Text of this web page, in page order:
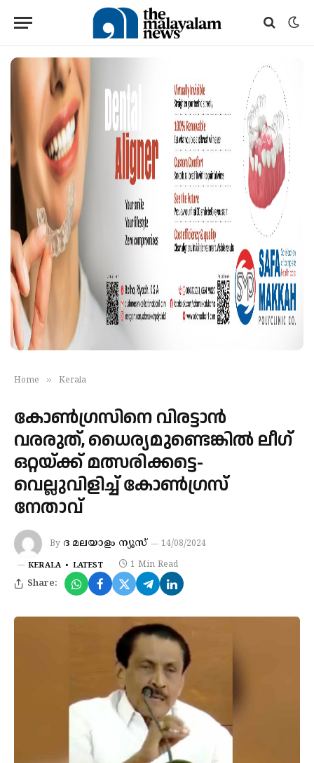
Home » Kerala
കോൺഗ്രസിനെ വിരട്ടാൻ
വരരുത്, ധൈര്യമുണ്ടെങ്കിൽ ലീഗ്
ഒറ്റയ്ക്ക് മത്സരിക്കട്ടെ-
വെല്ലുവിളിച്ച് കോൺഗ്രസ്
നേതാവ്
By ദ മലയാളം ന്യൂസ് 14/08/2024
KERALA LATEST 1 Min Read
Share: